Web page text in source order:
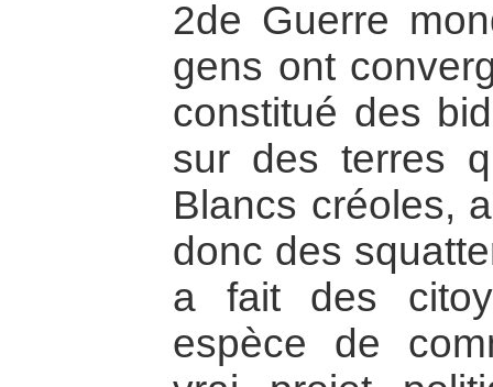
2de Guerre
gens ont
constitué des
sur des terres
Blancs créoles,
donc des
a fait des
espèce de